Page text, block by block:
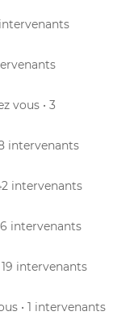
vous • 3
intervenants
intervenants
6 intervenants
19 intervenants
• 1 intervenants